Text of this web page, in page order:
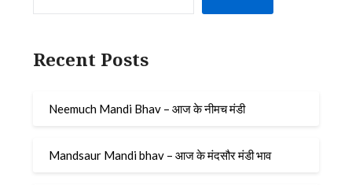
Recent Posts
Neemuch Mandi Bhav – आज के नीमच मंडी
Mandsaur Mandi bhav – आज के मंदसौर मंडी भाव